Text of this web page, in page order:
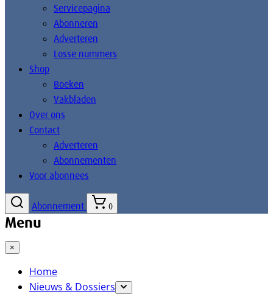
Servicepagina
Abonneren
Adverteren
Losse nummers
Shop
Boeken
Vakbladen
Over ons
Contact
Adverteren
Abonnementen
Voor abonnees
Abonnement 0
Menu
×
Home
Nieuws & Dossiers